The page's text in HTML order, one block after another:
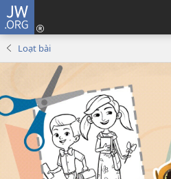
JW.ORG
Loạt bài